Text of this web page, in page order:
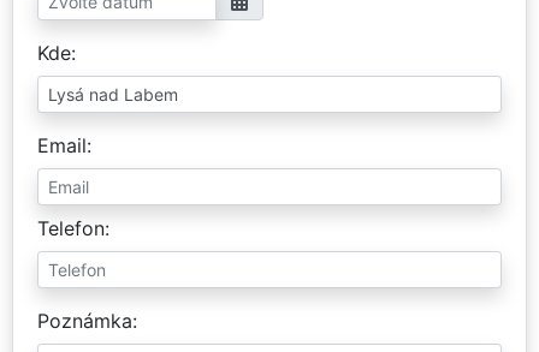
Kde
Email
Telefon
Poznámka